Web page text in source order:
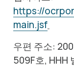
https://
main.jsf
우편 주소:
509F호, HHH